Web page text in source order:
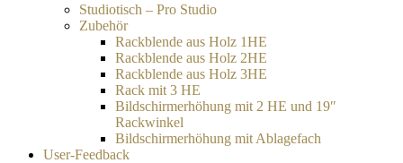
Studiotisch – Pro Studio
Zubehör
Rackblende aus Holz 1HE
Rackblende aus Holz 2HE
Rackblende aus Holz 3HE
Rack mit 3 HE
Bildschirmerhöhung mit 2 HE und 19″
Rackwinkel
Bildschirmerhöhung mit Ablagefach
User-Feedback